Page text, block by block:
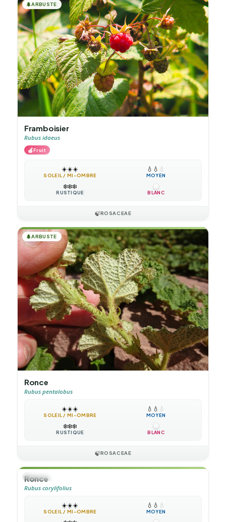
🌲ARBUSTE
Framboisier
Rubus idaeus
🍎Fruit
☀️☀️☀️
SOLEIL / MI-OMBRE
💧 💧 💧
MOYEN
❄️❄️❄️
RUSTIQUE BLANC
🍃ROSACEAE
🌲ARBUSTE
Ronce
Rubus pentalobus
☀️☀️☀️
SOLEIL / MI-OMBRE
💧 💧 💧
MOYEN
❄️❄️❄️
RUSTIQUE BLANC
🍃ROSACEAE
🌲ARBUSTE
Ronce
Rubus corylifolius
☀️☀️☀️
SOLEIL / MI-OMBRE
💧 💧 💧
MOYEN